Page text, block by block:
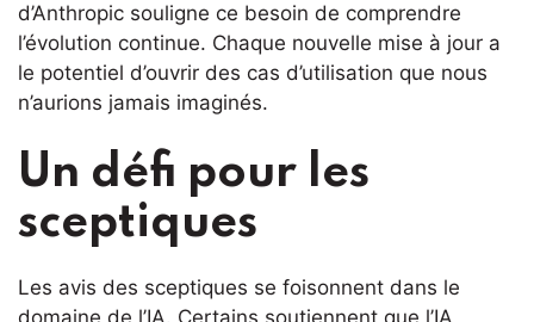
d’Anthropic souligne ce besoin de comprendre
l’évolution continue. Chaque nouvelle mise à jour a
le potentiel d’ouvrir des cas d’utilisation que nous
n’aurions jamais imaginés.
Un défi pour les
sceptiques
Les avis des sceptiques se foisonnent dans le
domaine de l’IA. Certains soutiennent que l’IA